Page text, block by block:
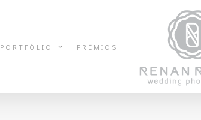
PORTFÓLIO PRÊMIOS